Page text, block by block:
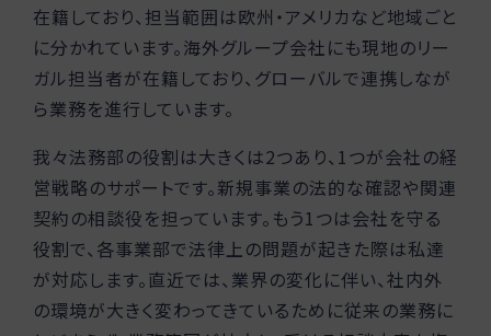
在籍しており、担当範囲は欧州・アメリカなど地域ごと
に分かれています。海外グループ会社にも現地のリー
ガル担当者が在籍しており、グローバルで連携しなが
ら業務を進行しています。
我々法務部の役割は大きくは2つあり、1つが会社の経
営戦略のサポートです。新規事業の法的な確認や関連
契約の相談役を担っています。もう1つは会社を守る
役割で、各事業部で法律上の問題が起きた際は私達
が対応します。直近では、業界の変化に伴い、社内外
の環境が大きく変わってきているために従来の業務に